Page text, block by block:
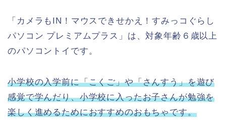
「カメラもIN！マウスできせかえ！すみっコぐらし
パソコン プレミアムプラス」は、対象年齢６歳以上
のパソコントイです。
小学校の入学前に「こくご」や「さんすう」を遊び
感覚で学んだり、小学校に入ったお子さんが勉強を
楽しく進めるためにおすすめのおもちゃです。